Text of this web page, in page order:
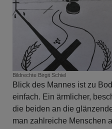
Bildrechte Birgit Schiel
Blick des Mannes ist zu
einfach. Ein ärmlicher,
die beiden an die
man zahlreiche Menschen